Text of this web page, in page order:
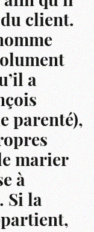
client.
a
parenté),
marier
à
Si la